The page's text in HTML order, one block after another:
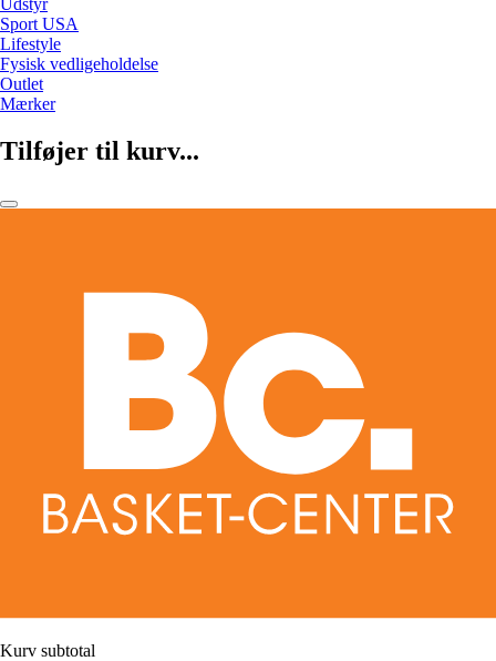
Udstyr
Sport USA
Lifestyle
Fysisk vedligeholdelse
Outlet
Mærker
Tilføjer til kurv...
Kurv subtotal